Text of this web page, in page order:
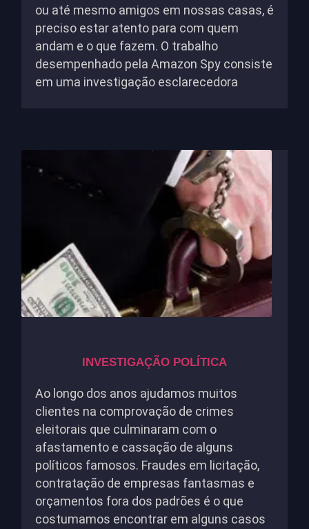
ou até mesmo amigos em nossas casas, é
preciso estar atento para com quem
andam e o que fazem. O trabalho
desempenhado pela Amazon Spy consiste
em uma investigação esclarecedora
INVESTIGAÇÃO POLÍTICA
Ao longo dos anos ajudamos muitos
clientes na comprovação de crimes
eleitorais que culminaram com o
afastamento e cassação de alguns
políticos famosos. Fraudes em licitação,
contratação de empresas fantasmas e
orçamentos fora dos padrões é o que
costumamos encontrar em alguns casos